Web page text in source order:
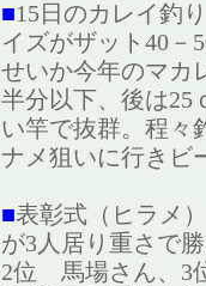
■15日のカレイ釣
イズがザット40－
せいか今年のマカ
半分以下、後は25
い竿で抜群。程々
ナメ狙いに行きビ
■表彰式（ヒラメ
が3人居り重さで
2位 馬場さん、3